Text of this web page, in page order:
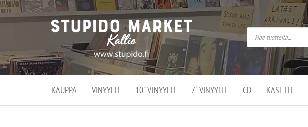
Stupido
Market –
verkossa
ja
kivijalassa
Stupido Market on
vaihtoehtomusaan
erikoistunut
verkko- sekä
kivijalkakauppa
Helsingissä
Kallion
KAUPPA VINYYLIT 10" VINYYLIT 7" VINYYLIT CD KASETIT